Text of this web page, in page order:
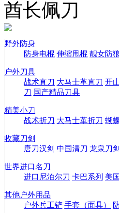
酋长佩刀
野外防身
防身电棍 伸缩甩棍 靓女防
户外刀具
战术直刀 大马士革直刀 开
刀 国产精品刀具
精美小刀
战术折刀 大马士革折刀 蝴
收藏刀剑
唐刀汉剑 中国清刀 龙泉刀剑
世界进口名刀
进口尼泊尔刀 卡巴系列 美
其他户外用品
户外兵工铲 手套（面具）